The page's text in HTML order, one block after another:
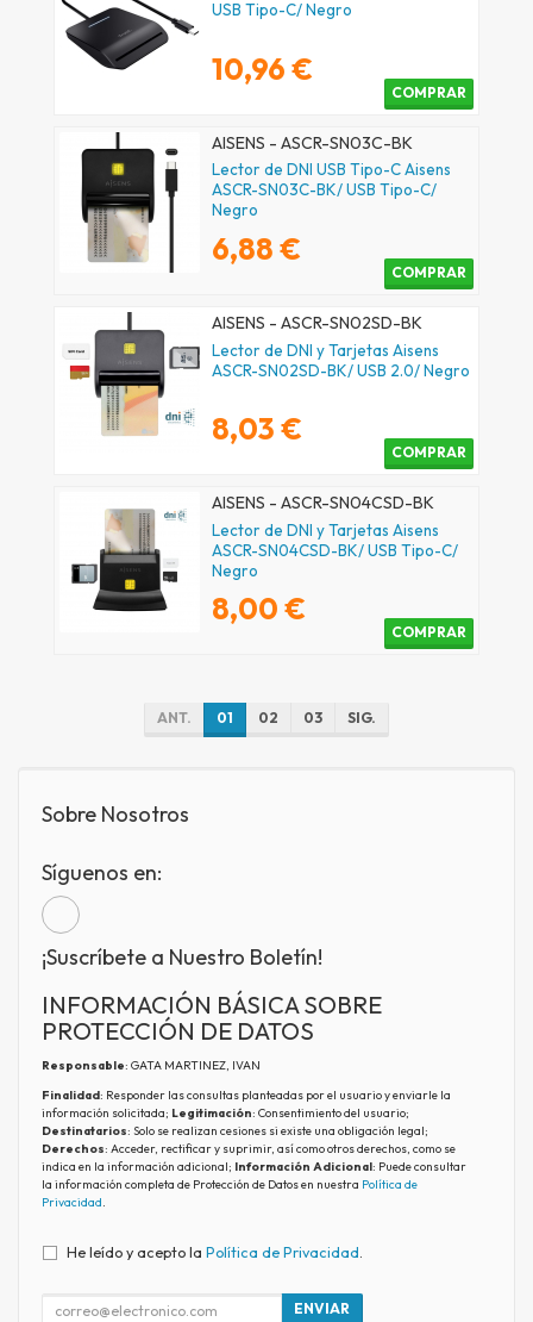
USB Tipo-C/ Negro
10,96 €
COMPRAR
AISENS - ASCR-SN03C-BK
Lector de DNI USB Tipo-C Aisens
ASCR-SN03C-BK/ USB Tipo-C/
Negro
6,88 €
COMPRAR
AISENS - ASCR-SN02SD-BK
Lector de DNI y Tarjetas Aisens
ASCR-SN02SD-BK/ USB 2.0/ Negro
8,03 €
COMPRAR
AISENS - ASCR-SN04CSD-BK
Lector de DNI y Tarjetas Aisens
ASCR-SN04CSD-BK/ USB Tipo-C/
Negro
8,00 €
COMPRAR
ANT. 01 02 03 SIG.
Sobre Nosotros
Síguenos en:
¡Suscríbete a Nuestro Boletín!
INFORMACIÓN BÁSICA SOBRE
PROTECCIÓN DE DATOS
Responsable: GATA MARTINEZ, IVAN
Finalidad: Responder las consultas planteadas por el usuario y enviarle la
información solicitada; Legitimación: Consentimiento del usuario;
Destinatarios: Solo se realizan cesiones si existe una obligación legal;
Derechos: Acceder, rectificar y suprimir, así como otros derechos, como se
indica en la información adicional; Información Adicional: Puede consultar
la información completa de Protección de Datos en nuestra Política de
Privacidad.
He leído y acepto la Política de Privacidad.
ENVIAR